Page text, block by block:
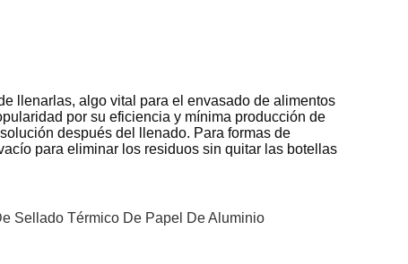
llenarlas, algo vital para el envasado de alimentos
por su eficiencia y mínima producción de
después del llenado. Para formas de
para eliminar los residuos sin quitar las botellas
Sellado Térmico De Papel De Aluminio